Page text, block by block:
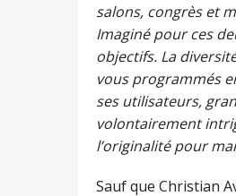
salons, congrès et
Imaginé pour ces
objectifs. La
vous programmés
ses utilisateurs,
volontairement
l’originalité pour
Sauf que Christian